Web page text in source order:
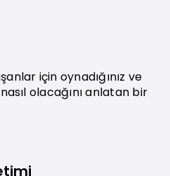
için oynadığınız ve
olacağını anlatan bir